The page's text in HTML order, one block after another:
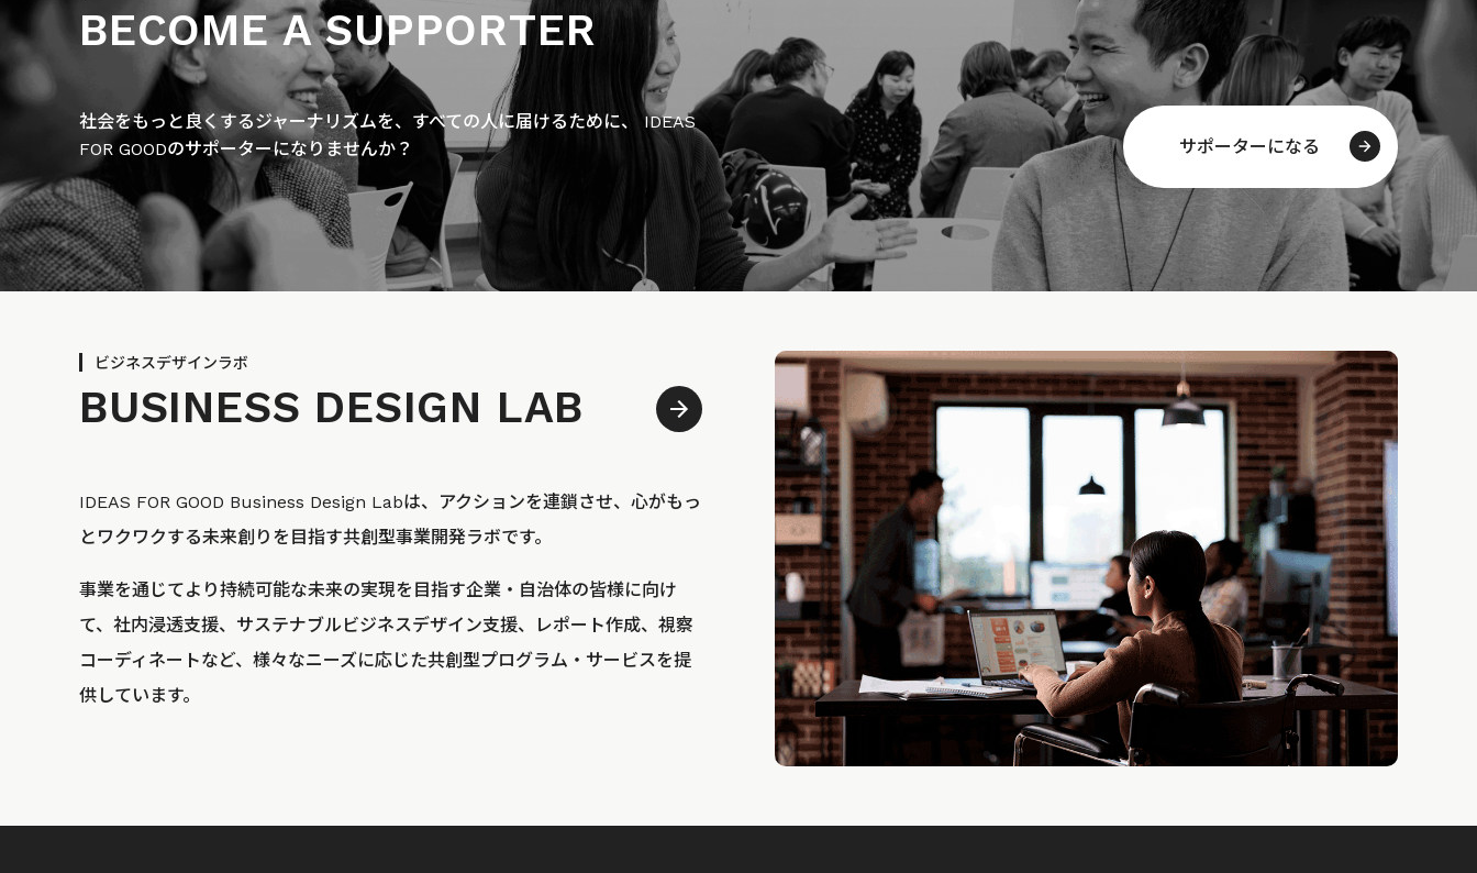
BECOME A SUPPORTER
社会をもっと良くするジャーナリズムを、すべての人に届けるために、 IDEAS
FOR GOODのサポーターになりませんか？
サポーターになる
ビジネスデザインラボ
BUSINESS DESIGN LAB
IDEAS FOR GOOD Business Design Labは、アクションを連鎖させ、心がもっ
とワクワクする未来創りを目指す共創型事業開発ラボです。
事業を通じてより持続可能な未来の実現を目指す企業・自治体の皆様に向け
て、社内浸透支援、サステナブルビジネスデザイン支援、レポート作成、視察
コーディネートなど、様々なニーズに応じた共創型プログラム・サービスを提
供しています。